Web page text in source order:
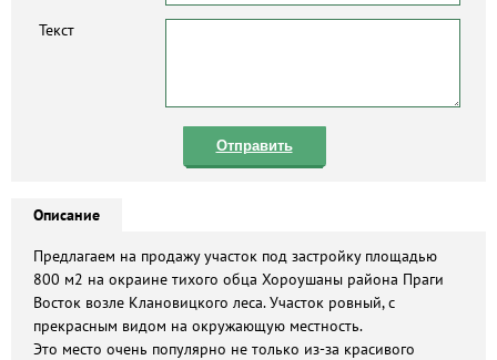
Текст
Отправить
Описание
Предлагаем на продажу участок под застройку площадью
800 м2 на окраине тихого обца Хороушаны района Праги
Восток возле Клановицкого леса. Участок ровный, с
прекрасным видом на окружающую местность.
Это место очень популярно не только из-за красивого